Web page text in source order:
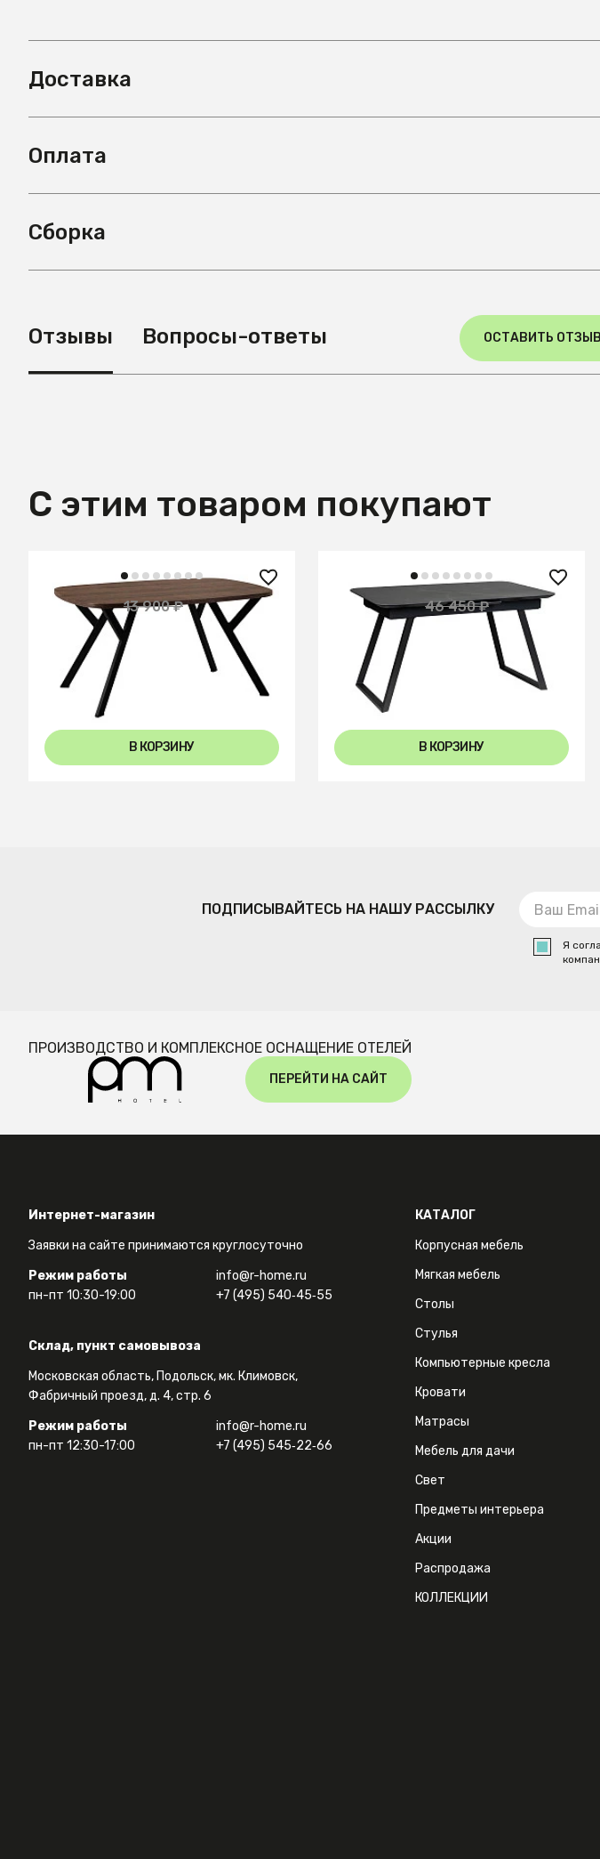
Доставка
Оплата
Сборка
Отзывы Вопросы-ответы ОСТАВИТЬ ОТЗЫВ
С этим товаром покупают
3 500 ₽ 13 900 ₽ — 75%
Стол журнальный Flora Q
Гладстоун Табак
В КОРЗИНУ
27 050 ₽ 46 450 ₽ — 42%
Стол Пеле раздвиж. 120-150
Керамогранит Темный Мрамор
В КОРЗИНУ
ПОДПИСЫВАЙТЕСЬ НА НАШУ РАССЫЛКУ
Я
ПРОИЗВОДСТВО И КОМПЛЕКСНОЕ ОСНАЩЕНИЕ ОТЕЛЕЙ
ПЕРЕЙТИ НА САЙТ
Интернет-магазин
Заявки на сайте принимаются круглосуточно
Режим работы
пн-пт 10:30-19:00
info@r-home.ru
+7 (495) 540‑45‑55
Склад, пункт самовывоза
Московская область, Подольск, мк. Климовск,
Фабричный проезд, д. 4, стр. 6
Режим работы
пн-пт 12:30-17:00
info@r-home.ru
+7 (495) 545‑22‑66
КАТАЛОГ
Корпусная мебель
Мягкая мебель
Столы
Стулья
Компьютерные кресла
Кровати
Матрасы
Мебель для дачи
Свет
Предметы интерьера
Акции
Распродажа
КОЛЛЕКЦИИ